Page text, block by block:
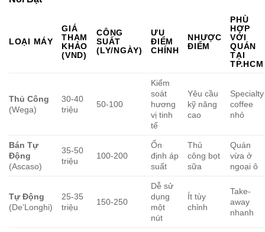
LOẠI MÁY
GIÁ
THAM
KHẢO
(VND)
CÔNG
SUẤT
(LY/NGÀY)
ƯU
ĐIỂM
CHÍNH
NHƯỢC
ĐIỂM
PHÙ
HỢP
VỚI
QUÁN
TẠI
TP.HCM
Thủ Công
(Wega)
30-40
triệu
50-100
Kiểm
soát
hương
vị tinh
tế
Yêu cầu
kỹ năng
cao
Specialty
coffee
nhỏ
Bán Tự
Động
(Ascaso)
35-50
triệu
100-200
Ổn
định áp
suất
Thủ
công bọt
sữa
Quán
vừa ở
ngoại ô
Tự Động
(De’Longhi)
25-35
triệu
150-250
Dễ sử
dụng
một
nút
Ít tùy
chỉnh
Take-
away
nhanh